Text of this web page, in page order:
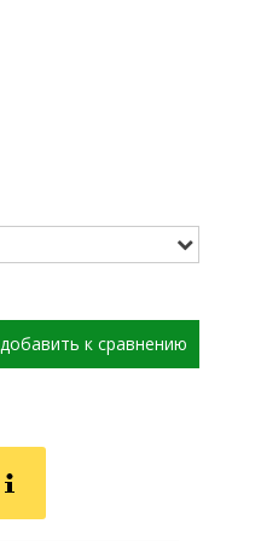
добавить к сравнению